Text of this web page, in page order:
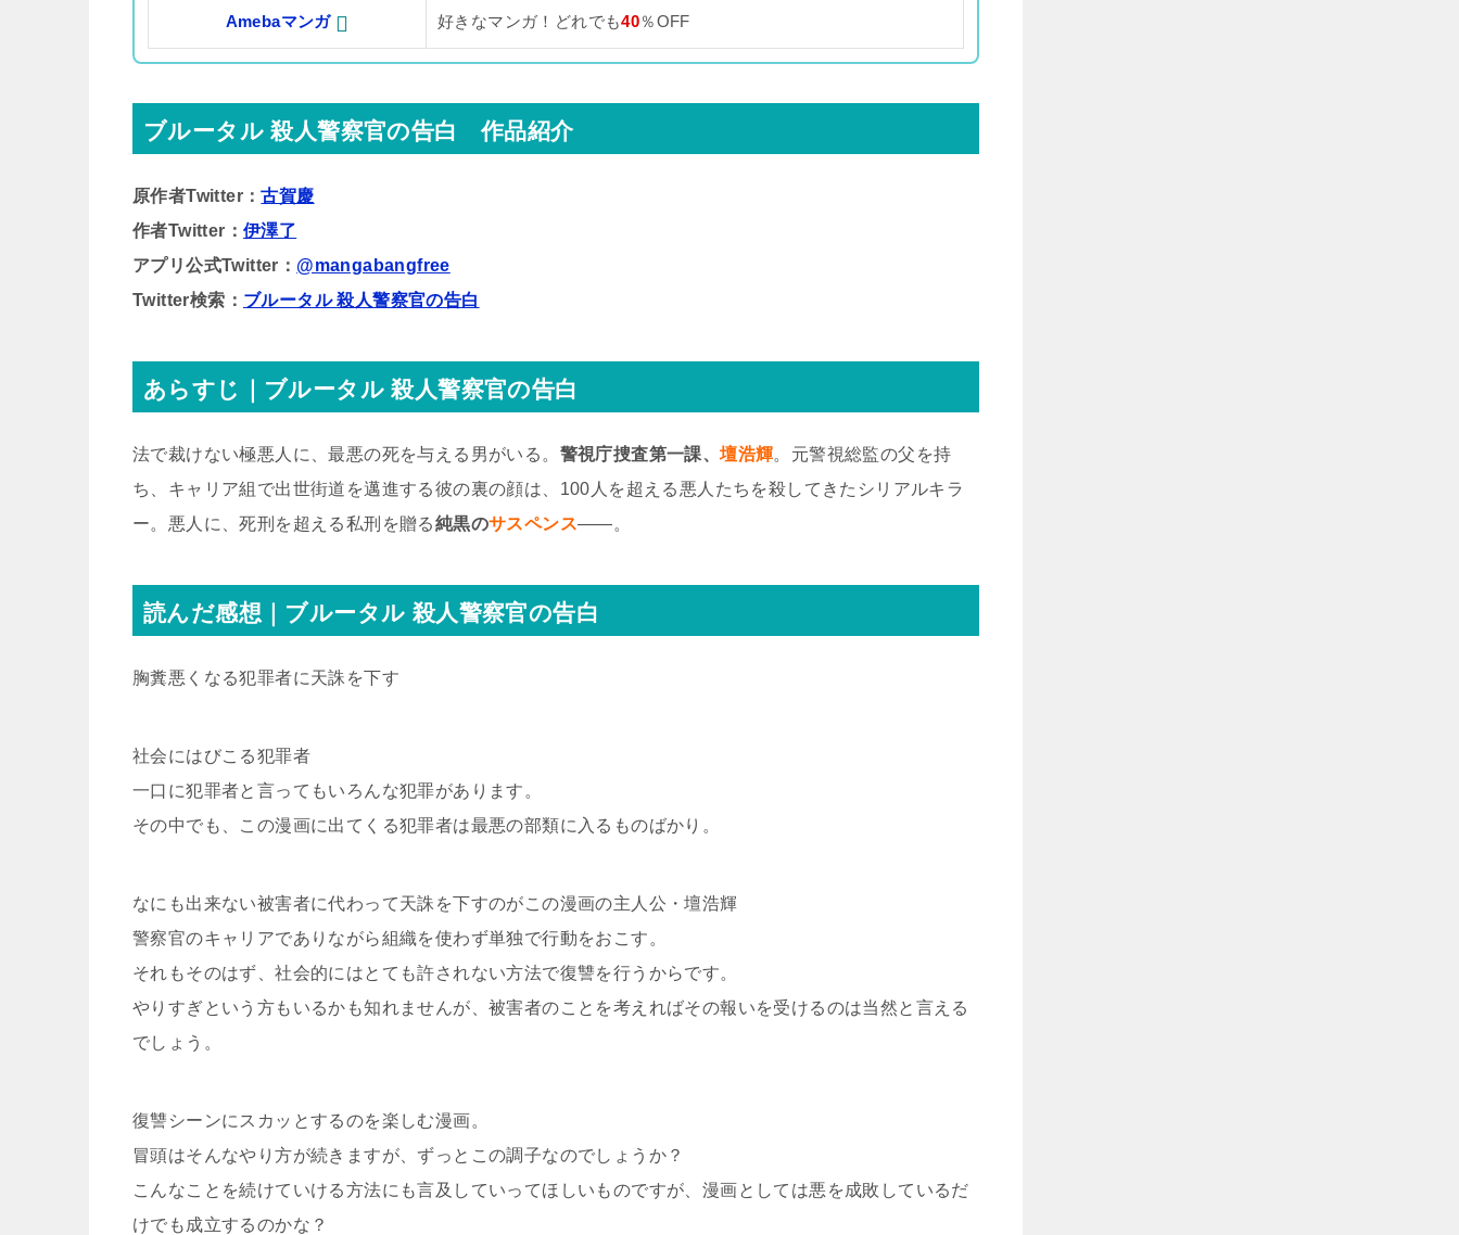
Amebaマンガ 好きなマンガ！どれでも40％OFF
ブルータル 殺人警察官の告白 作品紹介
原作者Twitter：古賀慶
作者Twitter：伊澤了
アプリ公式Twitter： @mangabangfree
Twitter検索： ブルータル 殺人警察官の告白
あらすじ｜ブルータル 殺人警察官の告白
法で裁けない極悪人に、最悪の死を与える男がいる。 警視庁捜査第一課、壇浩輝。元警視総監の父を持
ち、キャリア組で出世街道を邁進する彼の裏の顔は、100人を超える悪人たちを殺してきたシリアルキラ
ー。悪人に、死刑を超える私刑を贈る純黒のサスペンス――。
読んだ感想｜ブルータル 殺人警察官の告白
胸糞悪くなる犯罪者に天誅を下す
社会にはびこる犯罪者
一口に犯罪者と言ってもいろんな犯罪があります。
その中でも、この漫画に出てくる犯罪者は最悪の部類に入るものばかり。
なにも出来ない被害者に代わって天誅を下すのがこの漫画の主人公・壇浩輝
警察官のキャリアでありながら組織を使わず単独で行動をおこす。
それもそのはず、社会的にはとても許されない方法で復讐を行うからです。
やりすぎという方もいるかも知れませんが、被害者のことを考えればその報いを受けるのは当然と言える
でしょう。
復讐シーンにスカッとするのを楽しむ漫画。
冒頭はそんなやり方が続きますが、ずっとこの調子なのでしょうか？
こんなことを続けていける方法にも言及していってほしいものですが、漫画としては悪を成敗しているだ
けでも成立するのかな？